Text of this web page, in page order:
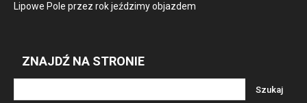
Lipowe Pole przez rok jeździmy objazdem
ZNAJDŹ NA STRONIE